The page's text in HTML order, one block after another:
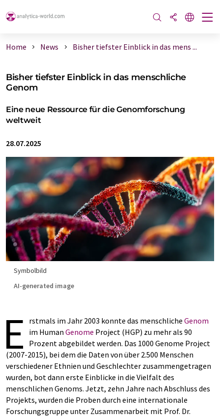
Home News Bisher tiefster Einblick in das mens ...
Bisher tiefster Einblick in das menschliche
Genom
Eine neue Ressource für die Genomforschung
weltweit
28.07.2025
Symbolbild
AI-generated image
E rstmals im Jahr 2003 konnte das menschliche Genom
im Human Genome Project (HGP) zu mehr als 90
Prozent abgebildet werden. Das 1000 Genome Project
(2007-2015), bei dem die Daten von über 2.500 Menschen
verschiedener Ethnien und Geschlechter zusammengetragen
wurden, bot dann erste Einblicke in die Vielfalt des
menschlichen Genoms. Jetzt, zehn Jahre nach Abschluss des
Projekts, wurden die Proben durch eine internationale
Forschungsgruppe unter Zusammenarbeit mit Prof. Dr.